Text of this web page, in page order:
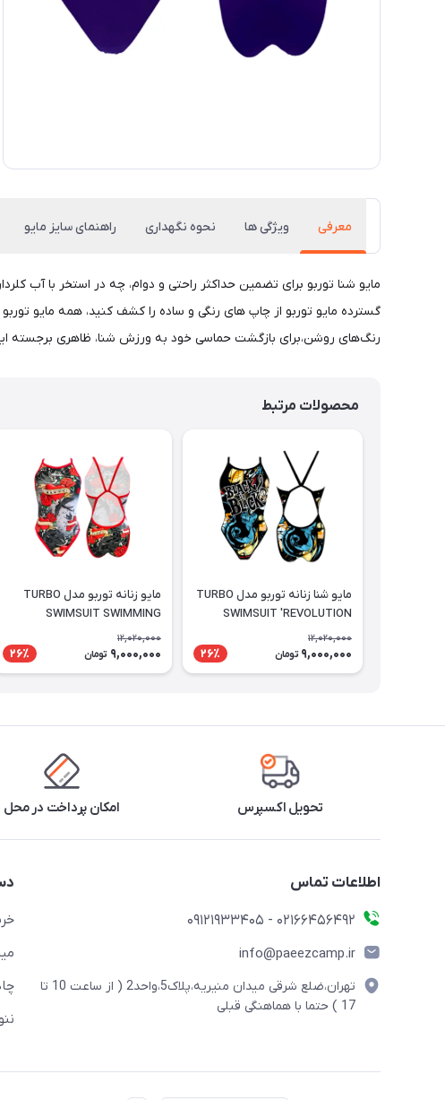
معرفی ویژگی ها نحوه نگهداری راهنمای سایز مایو
رنگ‌های روشن،برای بازگشت حماسی خود به ورزش شنا، ظاهری برجسته
محصولات مرتبط
مایو شنا زنانه توربو مدل TURBO
SWIMSUIT 'REVOLUTION
BLACK IS BLACK
12,020,000
9,000,000 تومان 26٪
مایو زنانه توربو مدل TURBO
SWIMSUIT SWIMMING
WOMEN SWALLOW
12,020,000
9,000,000 تومان 26٪
تحویل اکسپرس امکان پرداخت در محل
اطلاعات تماس
02166456492 - 09121933405
info@paeezcamp.ir
تهران،ضلع شرقی میدان منیریه،پلاک5،واحد2 ( از ساعت 10 تا
17 ) حتما با هماهنگی قبلی
ننو